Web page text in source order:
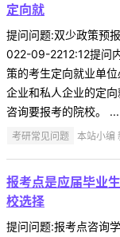
定向就
提问问题:双少政策预
022-09-2212:12提问
策的考生定向就业单
企业和私人企业的定
咨询要报考的院校。 ...
考研常见问题 本站小编
报考点是应届毕业
校选择
提问问题:报考点咨询